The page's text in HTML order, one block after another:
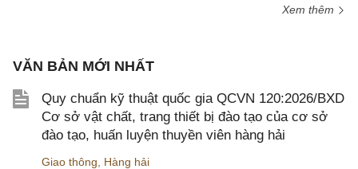
Xem thêm
VĂN BẢN MỚI NHẤT
Quy chuẩn kỹ thuật quốc gia QCVN 120:2026/BXD
Cơ sở vật chất, trang thiết bị đào tạo của cơ sở
đào tạo, huấn luyện thuyền viên hàng hải
Giao thông Hàng hải